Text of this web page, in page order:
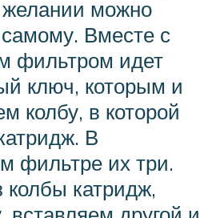
желании можно
Вместе с
фильтром идет
ключ, которым и
колбу, в которой
В
фильтре их три.
катридж,